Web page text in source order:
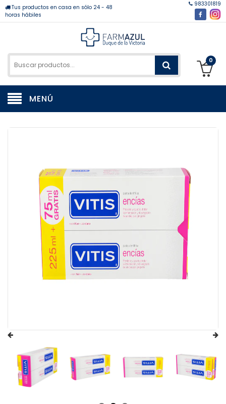
Tus productos en casa en sólo 24 - 48
horas hábiles
983301819
0
MENÚ